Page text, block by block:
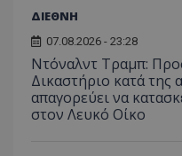
ΔΙΕΘΝΗ
07.08.2026 - 23:28
Ντόναλντ Τραμπ:
Δικαστήριο κατά
απαγορεύει να
στον Λευκό Οίκο